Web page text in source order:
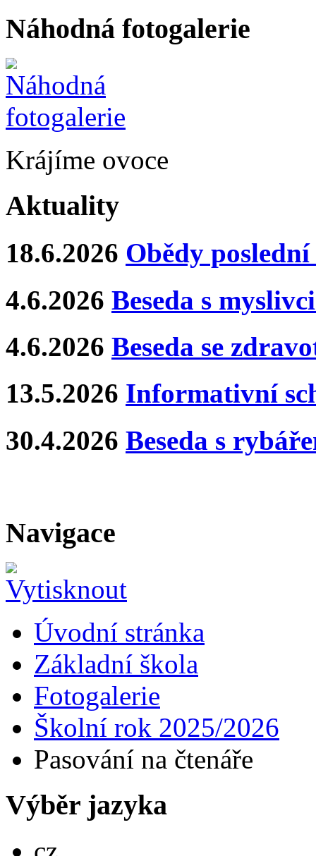
Náhodná fotogalerie
Krájíme ovoce
Aktuality
18.6.2026 Obědy
4.6.2026 Beseda s
4.6.2026 Beseda se
13.5.2026 Informativní
30.4.2026 Beseda s
Navigace
Úvodní stránka
Základní škola
Fotogalerie
Školní rok 2025/2026
Pasování na čtenáře
Výběr jazyka